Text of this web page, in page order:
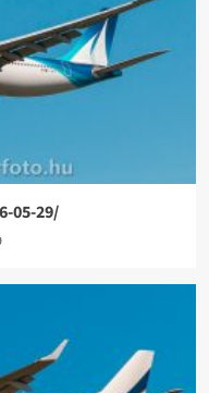
05-29/